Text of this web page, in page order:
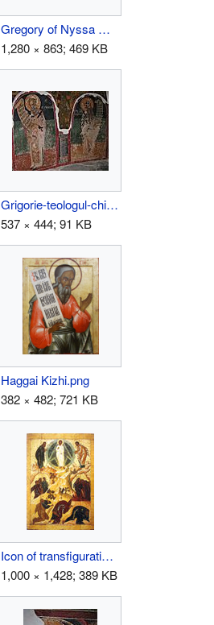
Gregory of Nyssa Menologion.jpg
1,280 × 863; 469 KB
Grigorie-teologul-chiril-alexandria-rasca.JPG
537 × 444; 91 KB
Haggai Kizhi.png
382 × 482; 721 KB
Icon of transfiguration (Spaso-Preobrazhensky Monastery, Yaroslavl).jpg
1,000 × 1,428; 389 KB